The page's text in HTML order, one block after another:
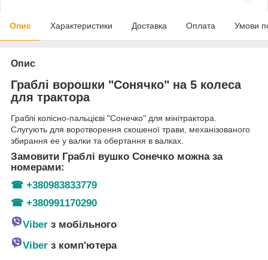
Опис Характеристики Доставка Оплата Умови
Опис
Граблі ворошки "Сонячко" на 5 колеса
для трактора
Граблі колісно-пальцієві "Сонечко" для мінітрактора.
Слугують для воротворення скошеної трави, механізованого
збирання ее у валки та обертання в валках.
Замовити Граблі вушко Сонечко можна за
номерами:
☎ +380983833779
☎ +380991170290
Viber з мобільного
Viber з комп'ютера